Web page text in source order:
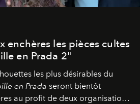
enchères les pièces cultes
en Prada 2"
les plus désirables du
en Prada seront bientôt
au profit de deux organisations